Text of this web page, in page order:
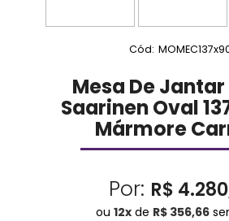
Cód:
Mesa De
Saarinen Oval
Mármore
Por: R$
ou 12x de R$ 356,66